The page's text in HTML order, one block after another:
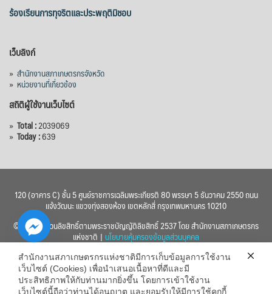
ร้องเรียนการทุจริตและประพฤติมิชอบ
เว็บลิงก์
» สำนักงานสภาเกษตรกรจังหวัด
» หน่วยงานที่เกี่ยวข้อง
สถิติผู้ใช้งานเว็บไซต์
» Total :2039069
» Today :639
120 (อาคาร C) ชั้น 5 ศูนย์ราชการเฉลิมพระเกียรติ 80 พรรษา 5 ธันวาคม 2550 ถนน
แจ้งวัฒนะ แขวงทุ่งสองห้อง เขตหลักสี่ กรุงเทพมหานคร 10210
© 2560 สงวนลิขสิทธิ์ตามพระราชบัญญัติลิขสิทธิ์ 2537 โดย สำนักงานสภาเกษตรกร
แห่งชาติ | นโยบายคุ้มครองข้อมูลส่วนบุคคล
สำนักงานสภาเกษตรกรแห่งชาติมีการเก็บข้อมูลการใช้งาน
เว็บไซต์ (Cookies) เพื่อนำเสนอเนื้อหาที่ดีและมี
ประสิทธิภาพให้กับท่านมากยิ่งขึ้น โดยการเข้าใช้งาน
เว็บไซต์นี้ถือว่าท่านได้อนุญาต และยอมรับให้มีการใช้คุกกี้